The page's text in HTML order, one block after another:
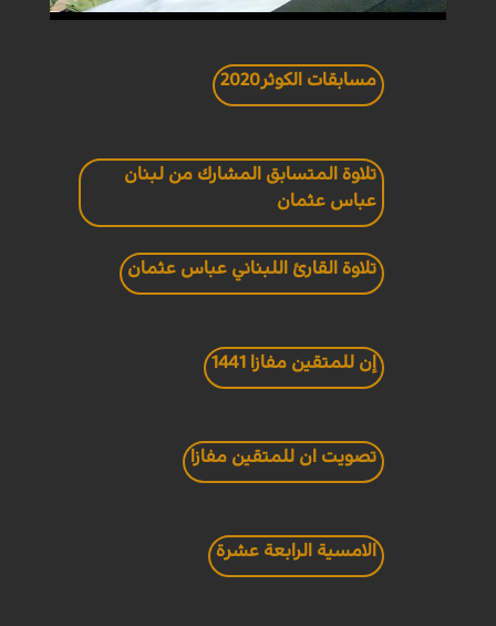
مسابقات الكوثر2020
تلاوة المتسابق المشارك من لبنان
عباس عثمان
تلاوة القارئ اللبناني عباس عثمان
إن للمتقين مفازا 1441
تصويت ان للمتقين مفازا
الامسية الرابعة عشرة